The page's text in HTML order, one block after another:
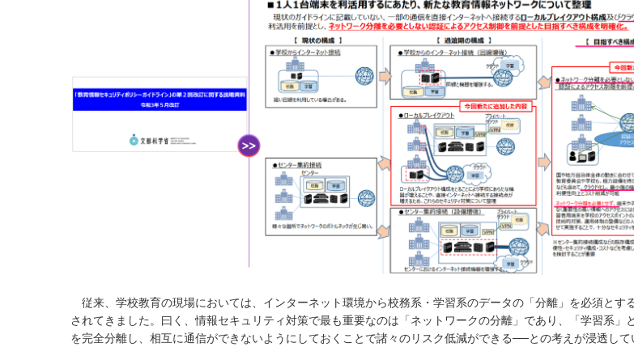
従来、学校教育の現場においては、インターネット環境から校務系・学習系のデータの「分離」を必須とす
されてきました。曰く、情報セキュリティ対策で最も重要なのは「ネットワークの分離」であり、「学習系」
を完全分離し、相互に通信ができないようにしておくことで諸々のリスク低減ができる──との考えが浸透して